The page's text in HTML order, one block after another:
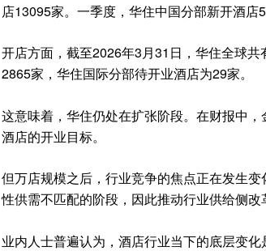
店13095家。一季度，华住中国分部新开酒店
开店方面，截至2026年3月31日，华住全球
2865家，华住国际分部待开业酒店为29家。
这意味着，华住仍处在扩张阶段。在财报中
酒店的开业目标。
但万店规模之后，行业竞争的焦点正在发生
性供需不匹配的阶段，因此推动行业供给侧
业内人士普遍认为，酒店行业当下的底层变